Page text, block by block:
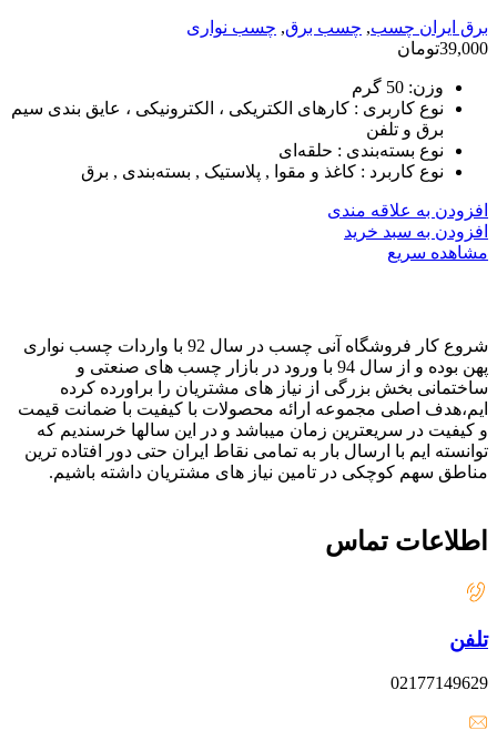
برق ایران چسب, چسب برق, چسب نواری
39,000تومان
وزن: 50 گرم
نوع کاربری : کارهای الکتریکی ، الکترونیکی ، عایق بندی سیم
برق و تلفن
نوع بسته‌بندی : حلقه‌ای
نوع کاربرد : کاغذ و مقوا , پلاستیک , بسته‌بندی , برق
افزودن به علاقه مندی
افزودن به سبد خرید
مشاهده سریع
شروع کار فروشگاه آنی چسب در سال 92 با واردات چسب نواری
پهن بوده و از سال 94 با ورود در بازار چسب های صنعتی و
ساختمانی بخش بزرگی از نیاز های مشتریان را براورده کرده
ایم،هدف اصلی مجموعه ارائه محصولات با کیفیت با ضمانت قیمت
و کیفیت در سریعترین زمان میباشد و در این سالها خرسندیم که
توانسته ایم با ارسال بار به تمامی نقاط ایران حتی دور افتاده ترین
مناطق سهم کوچکی در تامین نیاز های مشتریان داشته باشیم.
اطلاعات تماس
تلفن
02177149629